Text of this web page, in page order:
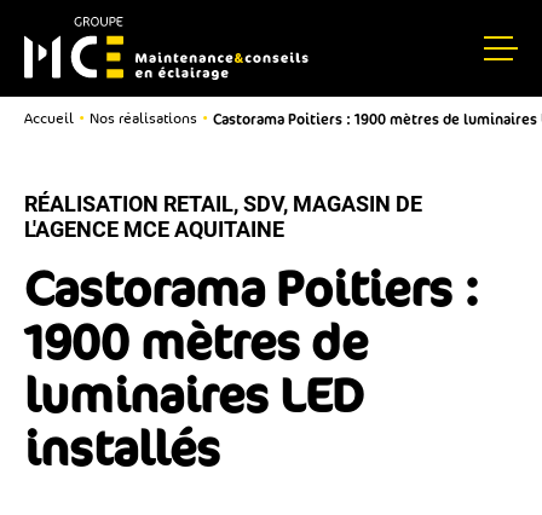
Accueil • Nos réalisations • Castorama Poitiers : 1900 mètres de luminaires
RÉALISATION RETAIL, SDV, MAGASIN DE
L'AGENCE MCE AQUITAINE
Castorama Poitiers :
1900 mètres de
luminaires LED
installés